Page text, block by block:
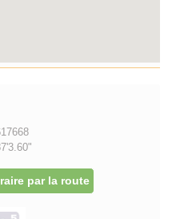
par la route